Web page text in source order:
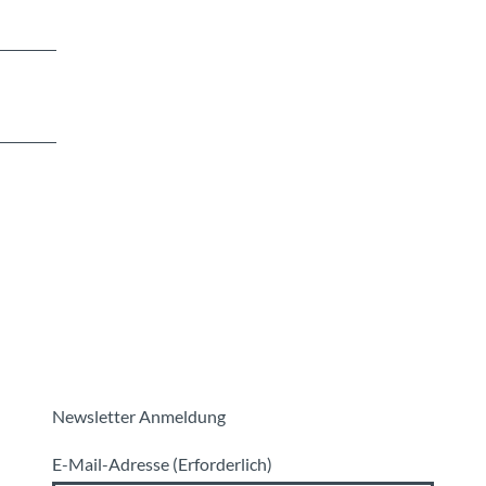
Newsletter Anmeldung
E-Mail-Adresse (Erforderlich)